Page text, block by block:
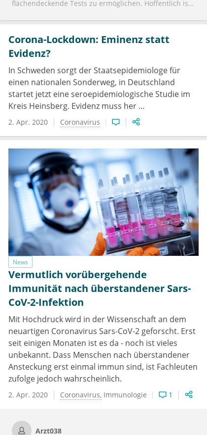
flächendeckende Tests zu ermöglichen. Hoffentlich ist
Eine Automatisierung der PCR Methode und eine
Mitarbeit der Pharmakonzerne wäre außerdem sehr
wünschenswert.
Corona-Lockdown: Eminenz statt
Evidenz?
In Schweden sorgt der Staatsepidemiologe für
einen nationalen Sonderweg, in Deutschland
startet jetzt eine seroepidemiologische Studie im
Kreis Heinsberg. Evidenz muss her …
2. Apr. 2020 Coronavirus
News
Vermutlich vorübergehende
Immunität nach überstandener Sars-
CoV-2-Infektion
Mit Hochdruck wird in der Wissenschaft an dem
neuartigen Coronavirus Sars-CoV-2 geforscht. Erst
seit einigen Monaten ist es da - noch ist vieles
unbekannt. Dass Menschen nach überstandener
Ansteckung erst einmal immun sind, ist Fachleuten
zufolge jedoch wahrscheinlich.
2. Apr. 2020 Coronavirus Immunologie 1
Arzt038